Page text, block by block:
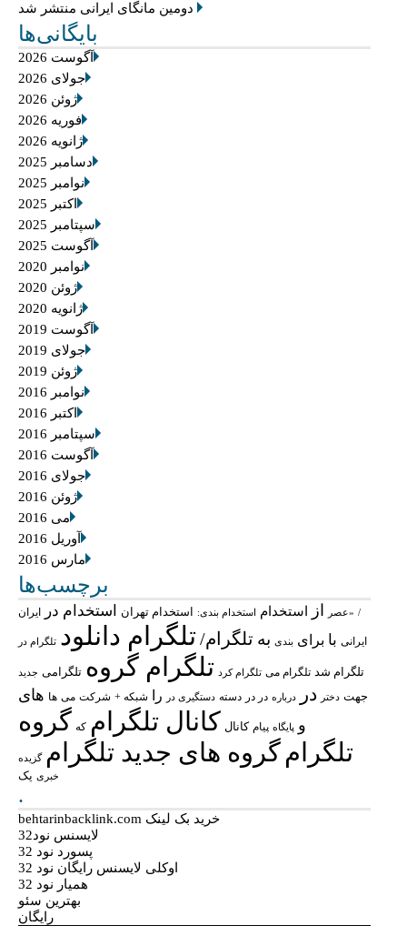
دومین مانگای ایرانی منتشر شد
بایگانی‌ها
آگوست 2026
جولای 2026
ژوئن 2026
فوریه 2026
ژانویه 2026
دسامبر 2025
نوامبر 2025
اکتبر 2025
سپتامبر 2025
آگوست 2025
نوامبر 2020
ژوئن 2020
ژانویه 2020
آگوست 2019
جولای 2019
ژوئن 2019
نوامبر 2016
اکتبر 2016
سپتامبر 2016
آگوست 2016
جولای 2016
ژوئن 2016
می 2016
آوریل 2016
مارس 2016
برچسب‌ها
«عصر از استخدام استخدام بندی: استخدام تهران استخدام در ایران
ایرانی با برای بندی بهتلگرام/تلگرام دانلود تلگرام در
تلگرام شد تلگرام می تلگرام کرد تلگرام گروه تلگرامی جدید
جهت دختر در درباره در در دسته دستگیری در را شبکه + شرکت می ها
های
پایگاه پیام کانال کانال تلگرام که گروه
تلگرامگروه های جدید تلگرام گزیده
خبری یک
خرید بک لینک behtarinbacklink.com
لایسنس نود32
پسورد نود 32
اوکلی لایسنس رایگان نود 32
همیار نود 32
بهترین سئو
رایگان